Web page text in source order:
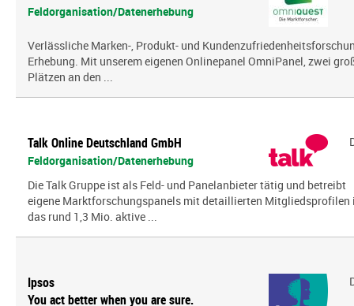
Feldorganisation/Datenerhebung
Verlässliche Marken-, Produkt- und
Erhebung. Mit unserem eigenen Onlinepanel OmniPanel, zwei
Plätzen an den ...
Talk Online Deutschland GmbH
Feldorganisation/Datenerhebung
Die Talk Gruppe ist als Feld- und Panelanbieter tätig und betreibt
eigene Marktforschungspanels mit detaillierten Mitgliedsprofilen
das rund 1,3 Mio. aktive ...
Ipsos
You act better when you are sure.